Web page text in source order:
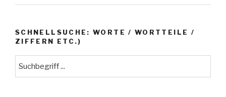
SCHNELLSUCHE: WORTE / WORTTEILE /
ZIFFERN ETC.)